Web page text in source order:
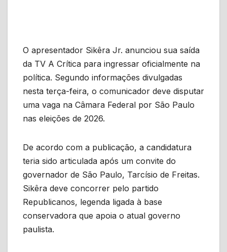
O apresentador Sikêra Jr. anunciou sua saída
da TV A Crítica para ingressar oficialmente na
política. Segundo informações divulgadas
nesta terça-feira, o comunicador deve disputar
uma vaga na Câmara Federal por São Paulo
nas eleições de 2026.
De acordo com a publicação, a candidatura
teria sido articulada após um convite do
governador de São Paulo, Tarcísio de Freitas.
Sikêra deve concorrer pelo partido
Republicanos, legenda ligada à base
conservadora que apoia o atual governo
paulista.